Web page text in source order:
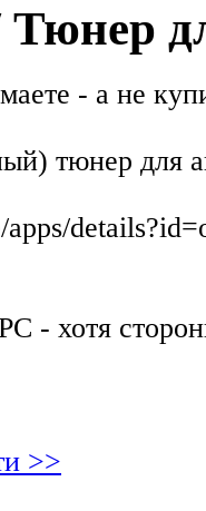
- а не
тюнер для
- хотя
>>